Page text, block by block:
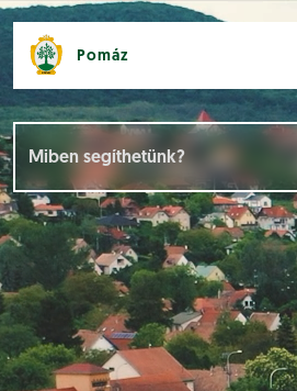
Pomáz
Események []
Dokumentumok [ ]
Aloldalak []